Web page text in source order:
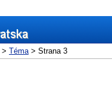
> Téma> Strana 3